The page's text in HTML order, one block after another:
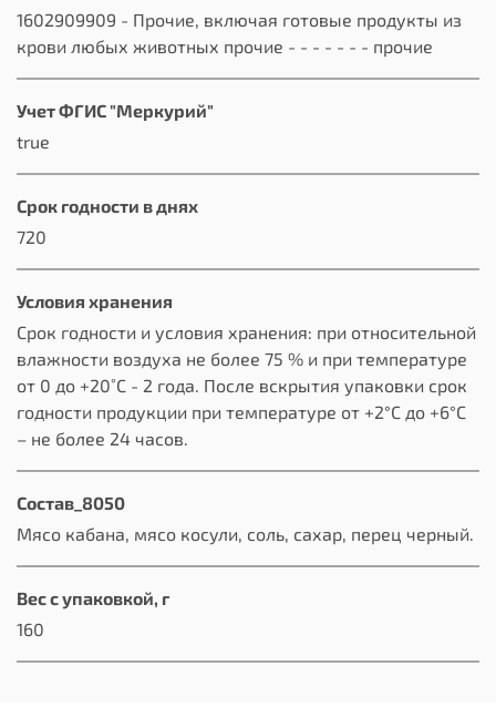
1602909909 - Прочие, включая готовые продукты из
крови любых животных прочие - - - - - - - прочие
Учет ФГИС "Меркурий"
true
Срок годности в днях
720
Условия хранения
Срок годности и условия хранения: при относительной
влажности воздуха не более 75 % и при температуре
от 0 до +20˚С - 2 года. После вскрытия упаковки срок
годности продукции при температуре от +2°С до +6°С
– не более 24 часов.
Состав_8050
Мясо кабана, мясо косули, соль, сахар, перец черный.
Вес с упаковкой, г
160